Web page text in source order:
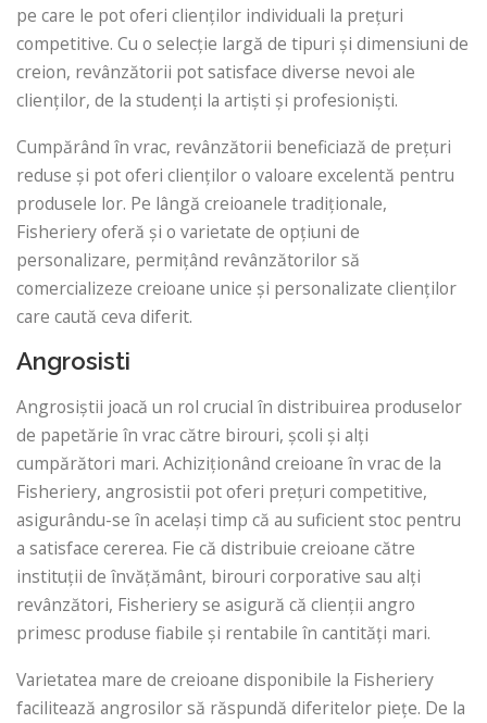
pe care le pot oferi clienților individuali la prețuri
competitive. Cu o selecție largă de tipuri și dimensiuni de
creion, revânzătorii pot satisface diverse nevoi ale
clienților, de la studenți la artiști și profesioniști.
Cumpărând în vrac, revânzătorii beneficiază de prețuri
reduse și pot oferi clienților o valoare excelentă pentru
produsele lor. Pe lângă creioanele tradiționale,
Fisheriery oferă și o varietate de opțiuni de
personalizare, permițând revânzătorilor să
comercializeze creioane unice și personalizate clienților
care caută ceva diferit.
Angrosisti
Angrosiştii joacă un rol crucial în distribuirea produselor
de papetărie în vrac către birouri, şcoli şi alţi
cumpărători mari. Achiziționând creioane în vrac de la
Fisheriery, angrosistii pot oferi prețuri competitive,
asigurându-se în același timp că au suficient stoc pentru
a satisface cererea. Fie că distribuie creioane către
instituții de învățământ, birouri corporative sau alți
revânzători, Fisheriery se asigură că clienții angro
primesc produse fiabile și rentabile în cantități mari.
Varietatea mare de creioane disponibile la Fisheriery
facilitează angrosilor să răspundă diferitelor piețe. De la